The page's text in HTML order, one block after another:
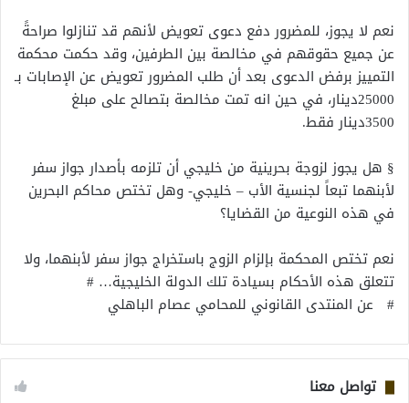
نعم لا يجوز، للمضرور دفع دعوى تعويض لأنهم قد تنازلوا صراحةً
عن جميع حقوقهم في مخالصة بين الطرفين، وقد حكمت محكمة
التمييز برفض الدعوى بعد أن طلب المضرور تعويض عن الإصابات بـ
25000دينار، في حين انه تمت مخالصة بتصالح على مبلغ
3500دينار فقط.
§ هل يجوز لزوجة بحرينية من خليجي أن تلزمه بأصدار جواز سفر
لأبنهما تبعاً لجنسية الأب – خليجي- وهل تختص محاكم البحرين
في هذه النوعية من القضايا؟
نعم تختص المحكمة بإلزام الزوج باستخراج جواز سفر لأبنهما، ولا
تتعلق هذه الأحكام بسيادة تلك الدولة الخليجية… #
# عن المنتدى القانوني للمحامي عصام الباهلي
تواصل معنا